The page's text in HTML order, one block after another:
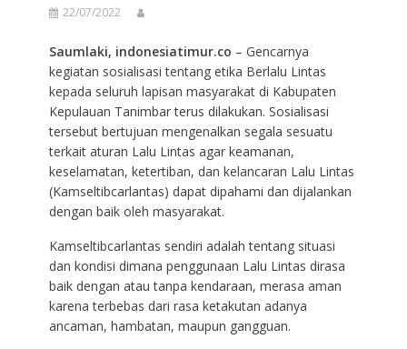
22/07/2022
Saumlaki, indonesiatimur.co – Gencarnya
kegiatan sosialisasi tentang etika Berlalu Lintas
kepada seluruh lapisan masyarakat di Kabupaten
Kepulauan Tanimbar terus dilakukan. Sosialisasi
tersebut bertujuan mengenalkan segala sesuatu
terkait aturan Lalu Lintas agar keamanan,
keselamatan, ketertiban, dan kelancaran Lalu Lintas
(Kamseltibcarlantas) dapat dipahami dan dijalankan
dengan baik oleh masyarakat.
Kamseltibcarlantas sendiri adalah tentang situasi
dan kondisi dimana penggunaan Lalu Lintas dirasa
baik dengan atau tanpa kendaraan, merasa aman
karena terbebas dari rasa ketakutan adanya
ancaman, hambatan, maupun gangguan.